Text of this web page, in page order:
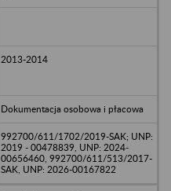
2013-2014
Dokumentacja osobowa i płacowa
992700/611/1702/2019-SAK; UNP:
2019 - 00478839, UNP: 2024-
00656460, 992700/611/513/2017-
SAK, UNP: 2026-00167822